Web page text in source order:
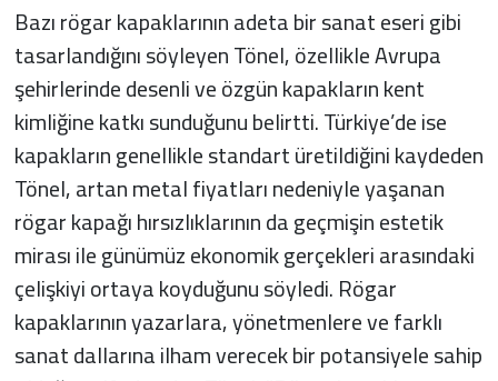
Bazı rögar kapaklarının adeta bir sanat eseri gibi
tasarlandığını söyleyen Tönel, özellikle Avrupa
şehirlerinde desenli ve özgün kapakların kent
kimliğine katkı sunduğunu belirtti. Türkiye’de ise
kapakların genellikle standart üretildiğini kaydeden
Tönel, artan metal fiyatları nedeniyle yaşanan
rögar kapağı hırsızlıklarının da geçmişin estetik
mirası ile günümüz ekonomik gerçekleri arasındaki
çelişkiyi ortaya koyduğunu söyledi. Rögar
kapaklarının yazarlara, yönetmenlere ve farklı
sanat dallarına ilham verecek bir potansiyele sahip